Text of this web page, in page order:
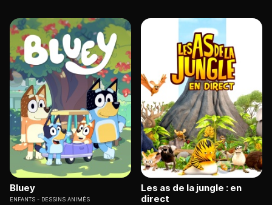
Bluey
ENFANTS DESSINS ANIMÉS
Les as de la jungle : en
direct